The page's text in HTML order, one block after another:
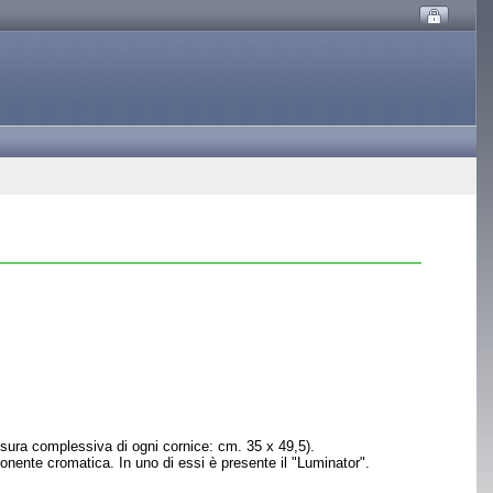
complessiva di ogni cornice: cm. 35 x 49,5).
cromatica. In uno di essi è presente il "Luminator".